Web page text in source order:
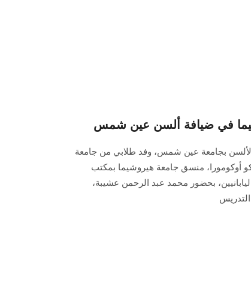
في ضيافة ألسن عين شمس
بجامعة عين شمس، وفد طلابي من جامعة
أوكومورا، منسق جامعة هيروشيما بمكتب
بحضور محمد عبد الرحمن عشيبة،